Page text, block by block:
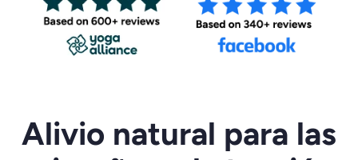
Alivio natural para las